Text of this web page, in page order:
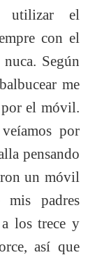
utilizar el
con el
Según
me
por el móvil.
por
pensando
un móvil
mis padres
los trece y
así que